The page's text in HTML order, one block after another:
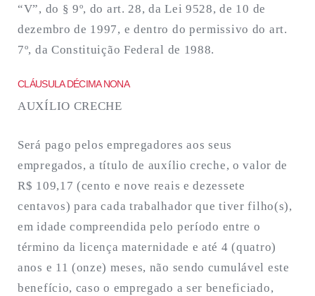
“V”, do § 9º, do art. 28, da Lei 9528, de 10 de
dezembro de 1997, e dentro do permissivo do art.
7º, da Constituição Federal de 1988.
CLÁUSULA DÉCIMA NONA
AUXÍLIO CRECHE
Será pago pelos empregadores aos seus
empregados, a título de auxílio creche, o valor de
R$ 109,17 (cento e nove reais e dezessete
centavos) para cada trabalhador que tiver filho(s),
em idade compreendida pelo período entre o
término da licença maternidade e até 4 (quatro)
anos e 11 (onze) meses, não sendo cumulável este
benefício, caso o empregado a ser beneficiado,